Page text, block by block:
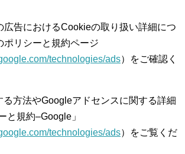
広告におけるCookieの取り扱い詳細につ
ポリシーと規約ページ
technologies/ads）をご確認く
方法やGoogleアドセンスに関する詳細
と規約–Google」
technologies/ads）をご覧くだ